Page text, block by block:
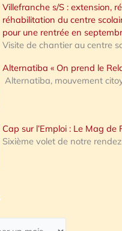
Villefranche s/S : extension,
réhabilitation du centre
pour une rentrée en
Visite de chantier au centre
Alternatiba « On prend le
Alternatiba, mouvement
Cap sur l’Emploi : Le Mag de
Sixième volet de notre